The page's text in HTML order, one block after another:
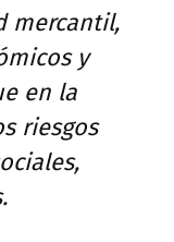
mercantil,
y
en la
riesgos